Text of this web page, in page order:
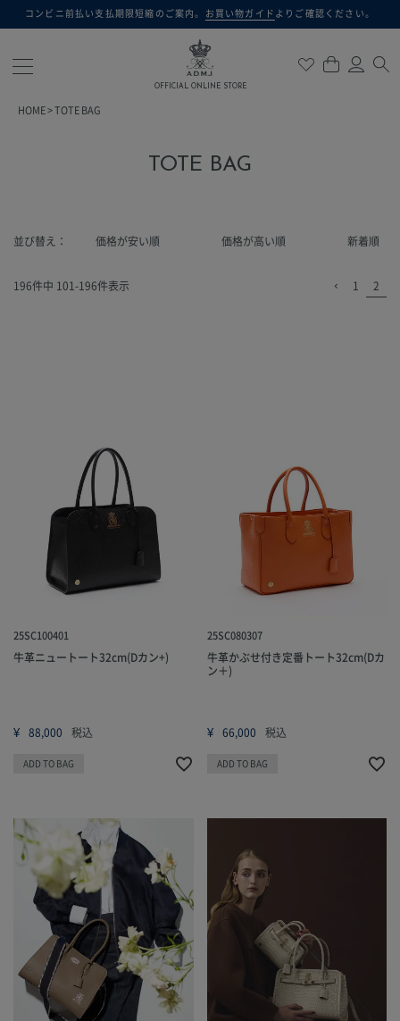
コンビニ前払い支払期限短縮のご案内。 お買い物ガイド よりご確認ください。
OFFICIAL ONLINE STORE
検索
HOME TOTE BAG
TOTE BAG
並び替え 価格が安い順 価格が高い順 新着順
196件中 101-196件表示 1 2
25SC100401
牛革ニュートート32cm(Dカン+)
¥ 88,000 税込
ADD TO BAG
25SC080307
牛革かぶせ付き定番トート32cm(Dカ
ン＋)
¥ 66,000 税込
ADD TO BAG